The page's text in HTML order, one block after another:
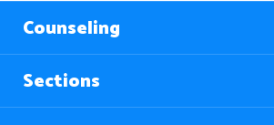
Counseling
Sections